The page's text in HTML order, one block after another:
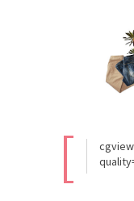
[